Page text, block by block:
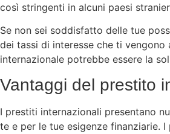
così stringenti in alcuni paesi
Se non sei soddisfatto delle tue
dei tassi di interesse che ti
internazionale potrebbe essere la
Vantaggi del prestito
I prestiti internazionali presentano
te e per le tue esigenze finanziarie.